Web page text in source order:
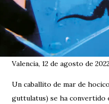
Valencia, 12 de agosto de
Un caballito de mar de
guttulatus) se ha convertido